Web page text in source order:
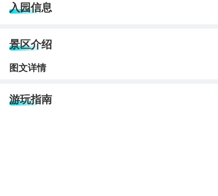
入园信息
景区介绍
图文详情
游玩指南